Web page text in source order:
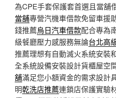
為CPE手套保護套首選且當舖
當舖專營汽機車借款免留車援
錢推薦烏日汽車借款配合專為
級餐廳壓力感服務無論台北高
推薦理想有自動滅火系統安裝
全系統設備安裝設計貨櫃屋空
舖滿足您小額資金的需求設計
明乾洗店推薦連鎖店保護實驗